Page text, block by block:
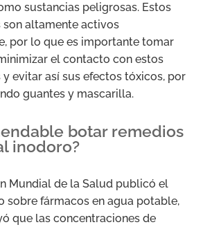
sustancias peligrosas. Estos
altamente activos
por lo que es importante tomar
el contacto con estos
evitar así sus efectos tóxicos, por
guantes y mascarilla.
botar remedios
inodoro?
Mundial de la Salud publicó el
sobre fármacos en agua potable,
que las concentraciones de